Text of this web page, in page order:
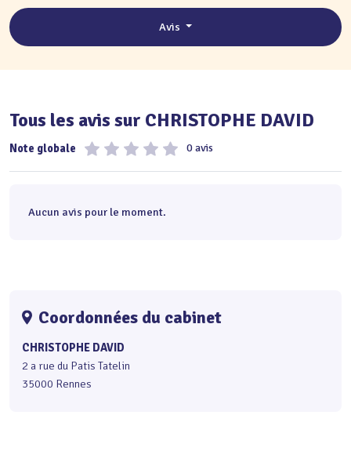
Avis
Tous les avis sur CHRISTOPHE DAVID
Note globale 0 avis
Aucun avis pour le moment.
Coordonnées du cabinet
CHRISTOPHE DAVID
2 a rue du Patis Tatelin
35000 Rennes